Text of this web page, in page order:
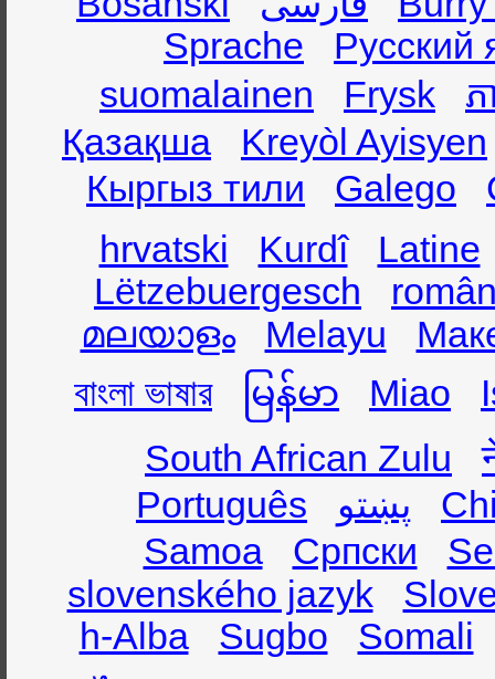
Sprache
Русский
suomalainen
Frysk
ភ
Қазақша
Kreyòl Ayisyen
Кыргыз тили
Galego
hrvatski
Kurdî
Latine
Lëtzebuergesch
മലയാളം
Melayu
বাংলা ভাষার
မြန်မာ Miao
South African Zulu
Português
پښتو
Samoa
Српски
slovenského jazyk
h-Alba
Sugbo
Somali